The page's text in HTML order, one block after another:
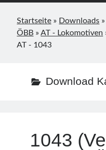
Allgemein
Startseite » Downloads »
ÖBB »AT - Lokomotiven
AT - 1043
Download
1043